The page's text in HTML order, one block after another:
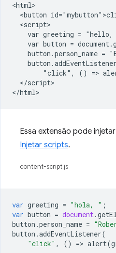
<html>
<button
  <script>
var greeting = "hello,
var button =
button.person_name =
"click", () =>
  </script>
Essa extensão pode
Injetar scripts.
content-script.js
var greeting = "hola, " ;
var button = document.
button .person_name =
button .addEventListener(
"click" , () => alert(